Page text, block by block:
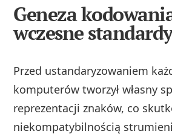
Geneza
wczesne standardy
Przed ustandaryzowaniem
komputerów tworzył własny
reprezentacji znaków, co
niekompatybilnością